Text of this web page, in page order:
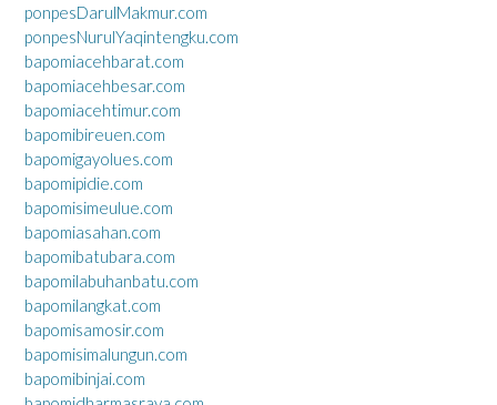
ponpesDarulMakmur.com
ponpesNurulYaqintengku.com
bapomiacehbarat.com
bapomiacehbesar.com
bapomiacehtimur.com
bapomibireuen.com
bapomigayolues.com
bapomipidie.com
bapomisimeulue.com
bapomiasahan.com
bapomibatubara.com
bapomilabuhanbatu.com
bapomilangkat.com
bapomisamosir.com
bapomisimalungun.com
bapomibinjai.com